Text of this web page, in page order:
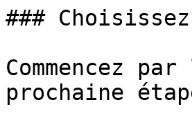
###
Commencez
prochaine